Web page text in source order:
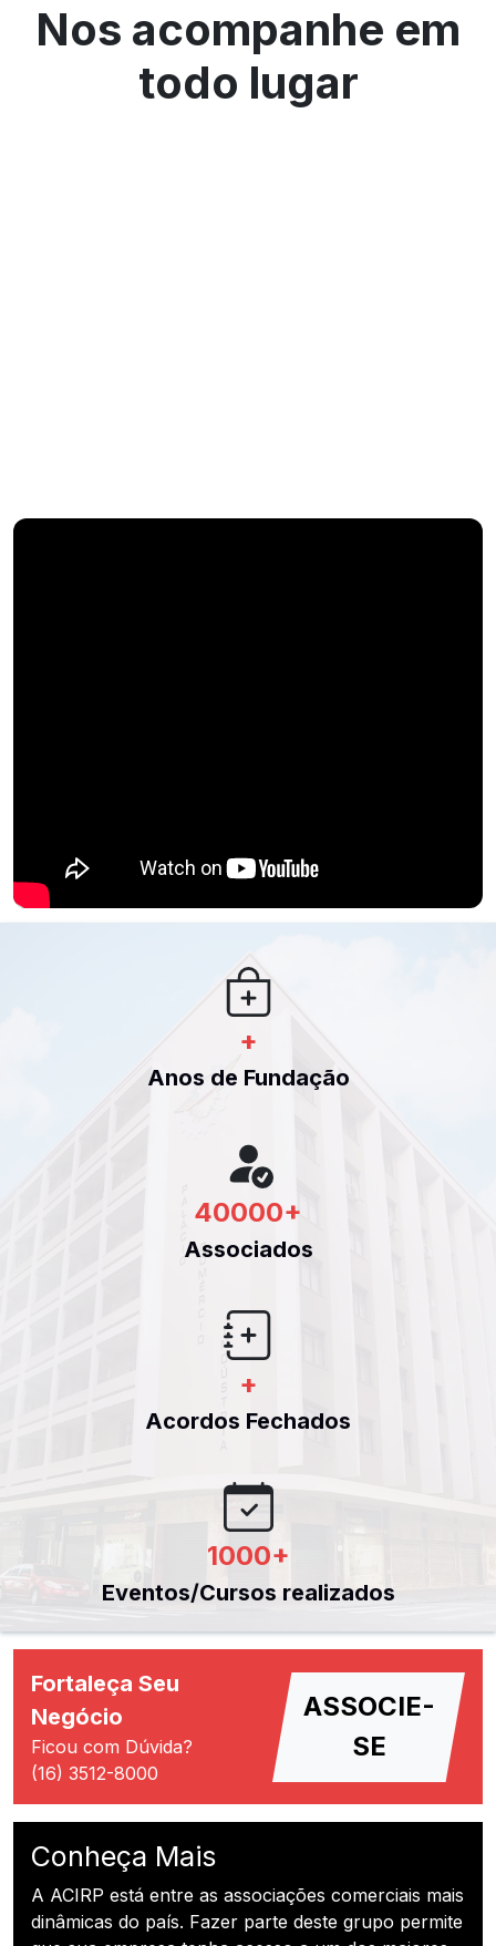
Nos acompanhe em
todo lugar
+
Anos de Fundação
40000+
Associados
+
Acordos Fechados
1000+
Eventos/Cursos realizados
Fortaleça Seu
Negócio
Ficou com Dúvida?
(16) 3512-8000
ASSOCIE-
SE
Conheça Mais
A ACIRP está entre as associações comerciais mais
dinâmicas do país. Fazer parte deste grupo permite